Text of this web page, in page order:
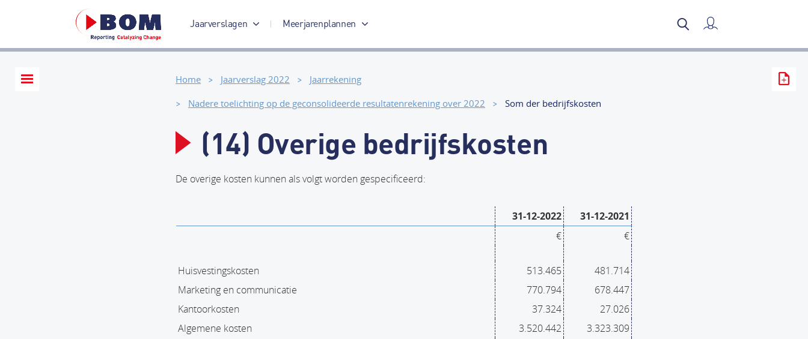
Jaarverslagen
Jaarverslag 2017
Meerjarenplannen
Meerjarenplan 2017-2020
Home Jaarverslag 2022
Jaarrekening
Nadere toelichting op de geconsolideerde resultatenrekening over 2022
Som der bedrijfskosten
(14) Overige bedrijfskosten
De overige kosten kunnen als volgt worden gespecificeerd:
31-12-2022
31-12-2021
€
€
Huisvestingskosten 513.465
481.714
Marketing en communicatie
770.794
678.447
Kantoorkosten
37.324
27.026
Algemene kosten
3.520.442
3.323.309